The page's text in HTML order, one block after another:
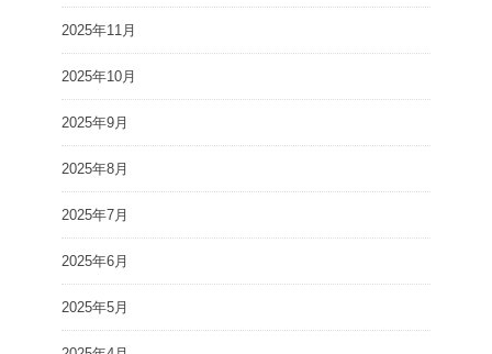
2025年11月
2025年10月
2025年9月
2025年8月
2025年7月
2025年6月
2025年5月